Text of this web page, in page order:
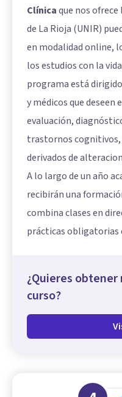
Clínicaque nos
de La Rioja (UNIR)
en modalidad online,
los estudios con la
programa está
y médicos que deseen
evaluación,
trastornos cognitivos,
derivados de
A lo largo de un año
recibirán una
combina clases en
prácticas obligatorias
¿Quieres
curso?